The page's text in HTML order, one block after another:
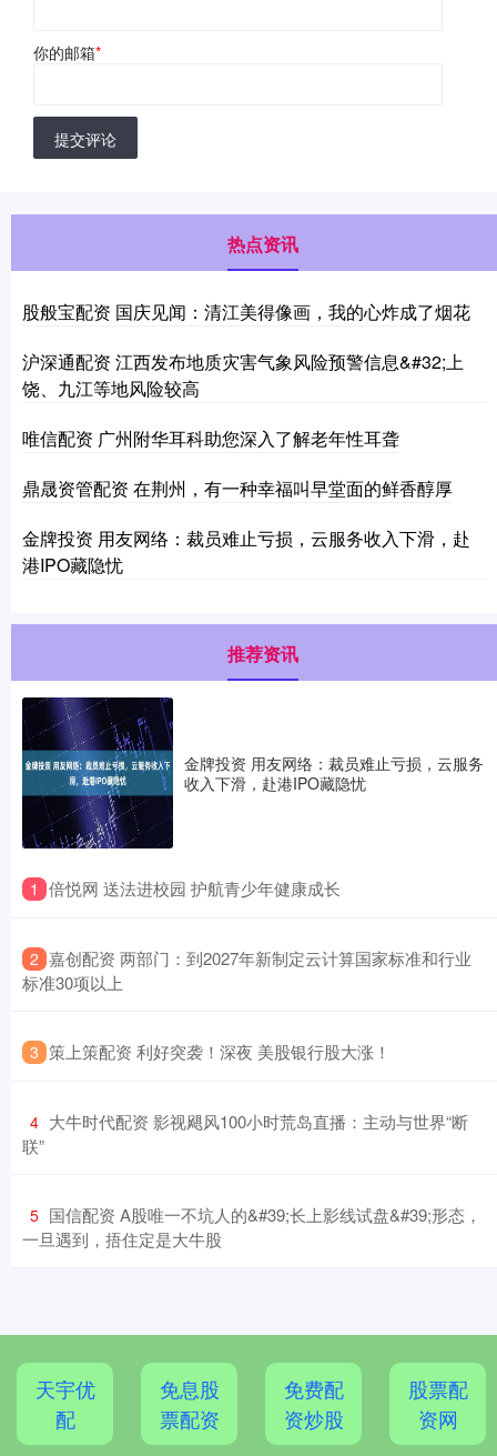
你的邮箱*
提交评论
热点资讯
股般宝配资 国庆见闻：清江美得像画，我的心炸成了烟花
沪深通配资 江西发布地质灾害气象风险预警信息&#32;上
饶、九江等地风险较高
唯信配资 广州附华耳科助您深入了解老年性耳聋
鼎晟资管配资 在荆州，有一种幸福叫早堂面的鲜香醇厚
金牌投资 用友网络：裁员难止亏损，云服务收入下滑，赴
港IPO藏隐忧
推荐资讯
金牌投资 用友网络：裁员难止亏损，云服务
收入下滑，赴港IPO藏隐忧
1 ​倍悦网 送法进校园 护航青少年健康成长
2 ​嘉创配资 两部门：到2027年新制定云计算国家标准和行业
标准30项以上
3 ​策上策配资 利好突袭！深夜 美股银行股大涨！
4 ​大牛时代配资 影视飓风100小时荒岛直播：主动与世界“断
联”
5 ​国信配资 A股唯一不坑人的&#39;长上影线试盘&#39;形态，
一旦遇到，捂住定是大牛股
天宇优
配
免息股
票配资
免费配
资炒股
股票配
资网